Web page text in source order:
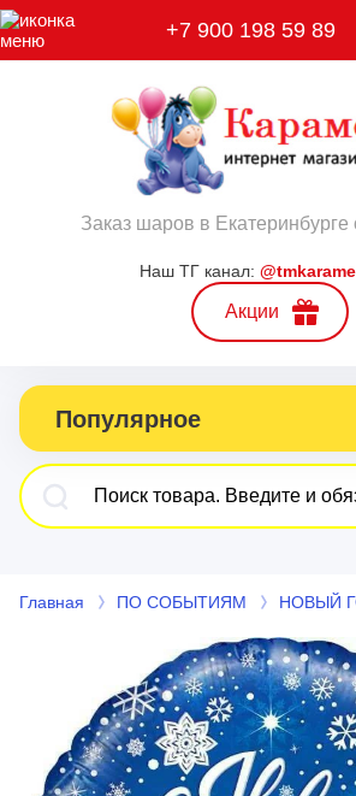
+7 900 198 59 89
Заказ шаров в Екатеринбурге
Наш ТГ канал:
Акции
Популярное
Главная ПО СОБЫТИЯМ НОВЫЙ